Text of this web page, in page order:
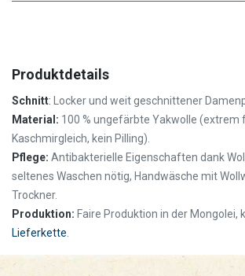
Produktdetails
Schnitt: Locker und weit geschnittener
Material: 100 % ungefärbte Yakwolle (extrem
Kaschmirgleich, kein Pilling).
Pflege: Antibakterielle Eigenschaften dank
seltenes Waschen nötig, Handwäsche mit
Trockner.
Produktion: Faire Produktion in der Mongolei,
Lieferkette